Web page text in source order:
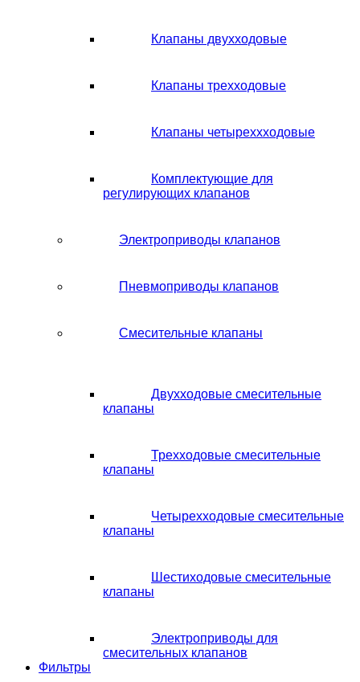
Клапаны двухходовые
Клапаны трехходовые
Клапаны четыреххходовые
Комплектующие для
регулирующих клапанов
Электроприводы клапанов
Пневмоприводы клапанов
Смесительные клапаны
Двухходовые смесительные
клапаны
Трехходовые смесительные
клапаны
Четырехходовые смесительные
клапаны
Шестиходовые смесительные
клапаны
Электроприводы для
смесительных клапанов
Фильтры